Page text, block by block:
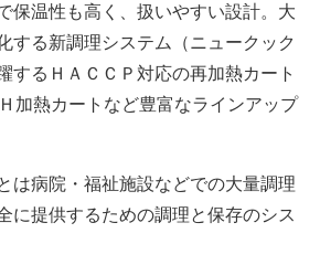
保温性も高く、扱いやすい設計。大
する新調理システム（ニュークック
するＨＡＣＣＰ対応の再加熱カート
加熱カートなど豊富なラインアップ
は病院・福祉施設などでの大量調理
に提供するための調理と保存のシス